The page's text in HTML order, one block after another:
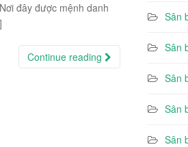
đây được mệnh danh
Continue reading
Sân
Sân
Sân
Sân
Sân